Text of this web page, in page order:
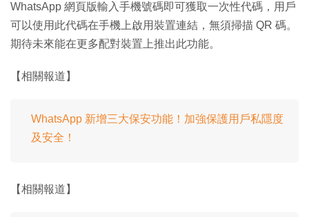
WhatsApp 網頁版輸入手機號碼即可獲取一次性代碼，用戶
可以使用此代碼在手機上啟用裝置連結，無須掃描 QR 碼。
期待未來能在更多配對裝置上推出此功能。
【相關報道】
WhatsApp 新增三大保安功能！加強保護用戶私隱度
及安全！
【相關報道】